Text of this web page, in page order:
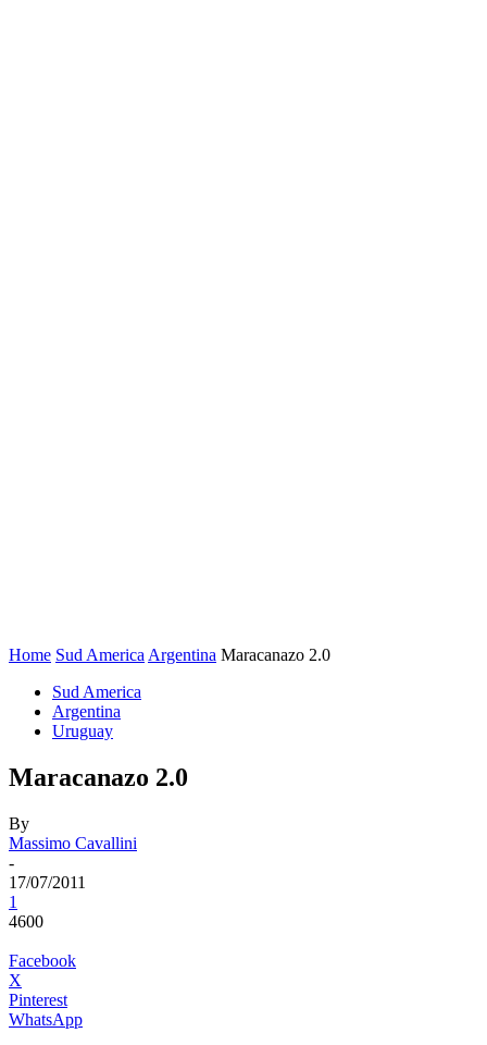
Home Sud America Argentina Maracanazo 2.0
Sud America
Argentina
Uruguay
Maracanazo 2.0
By
Massimo Cavallini
-
17/07/2011
1
4600
Facebook
X
Pinterest
WhatsApp